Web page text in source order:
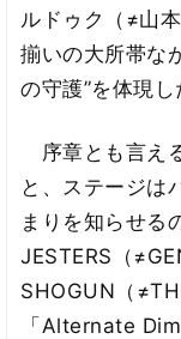
ルドゥク（≠山
揃いの大所帯な
の守護”を体現し
序章とも言え
と、ステージは
まりを知らせる
JESTERS（
SHOGUN（
「Alternate